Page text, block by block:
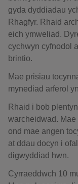
gyda dyddiadau
Rhagfyr. Rhaid
eich ymweliad.
cychwyn cyfnodol
brintio.
Mae prisiau
mynediad arferol
Rhaid i bob
warcheidwad.
ond mae angen
at ddau docyn i
digwyddiad hwn.
Cyrraeddwch 10